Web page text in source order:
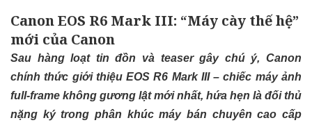
Canon EOS R6 Mark III: “Máy cày thế hệ”
mới của Canon
Sau hàng loạt tin đồn và teaser gây chú ý, Canon
chính thức giới thiệu EOS R6 Mark III – chiếc máy ảnh
full-frame không gương lật mới nhất, hứa hẹn là đối thủ
nặng ký trong phân khúc máy bán chuyên cao cấp